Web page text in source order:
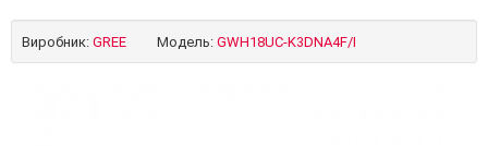
Виробник: GREE Модель: GWH18UC-K3DNA4F/I